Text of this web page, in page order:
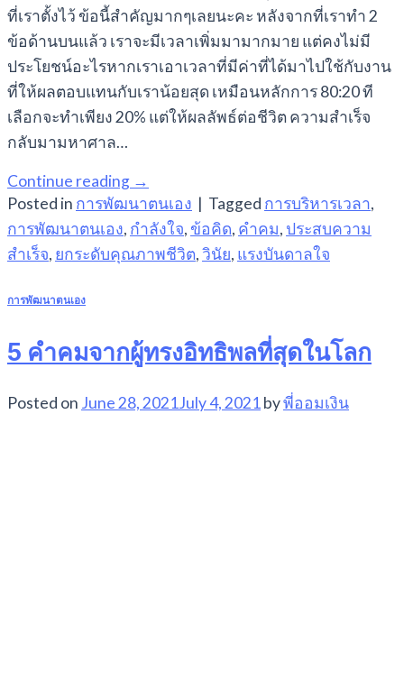
ที่เราตั้งไว้ ข้อนี้สำคัญมากๆเลยนะคะ หลังจากที่เราทำ 2
ข้อด้านบนแล้ว เราจะมีเวลาเพิ่มมามากมาย แต่คงไม่มี
ประโยชน์อะไรหากเราเอาเวลาที่มีค่าที่ได้มาไปใช้กับงาน
ที่ให้ผลตอบแทนกับเราน้อยสุด เหมือนหลักการ 80:20 ที
เลือกจะทำเพียง 20% แต่ให้ผลลัพธ์ต่อชีวิต ความสำเร็จ
กลับมามหาศาล…
Continue reading →
Posted in การพัฒนาตนเอง | Tagged การบริหารเวลา,
การพัฒนาตนเอง, กำลังใจ, ข้อคิด, คำคม, ประสบความ
สำเร็จ, ยกระดับคุณภาพชีวิต,วินัย, แรงบันดาลใจ
การพัฒนาตนเอง
5 คำคมจากผู้ทรงอิทธิพลที่สุดในโลก
Posted on June 28, 2021July 4, 2021byพี่ออมเงิน